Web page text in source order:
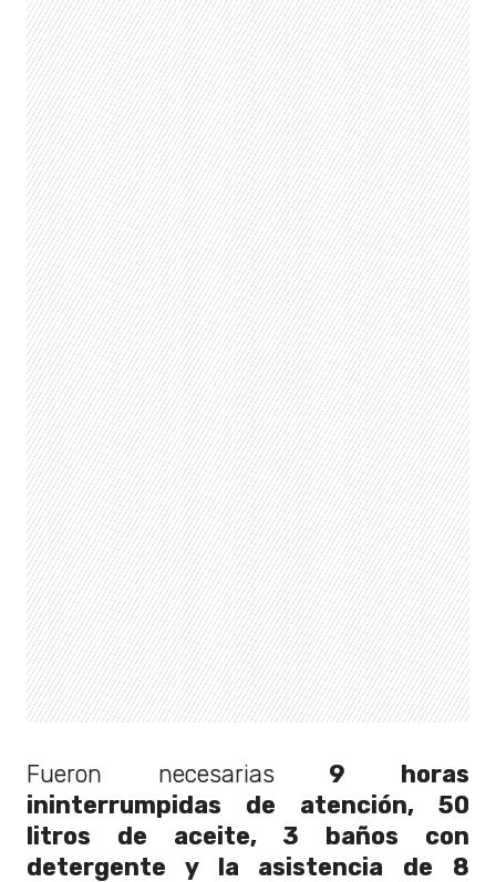
Fueron necesarias9 horas
ininterrumpidas de atención, 50
litros de aceite, 3 baños con
detergente y la asistencia de 8